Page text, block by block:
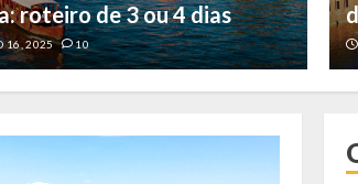
5
roteiro de 3 ou 4 dias
16, 2025 10